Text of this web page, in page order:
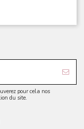
pour cela nos
du site.